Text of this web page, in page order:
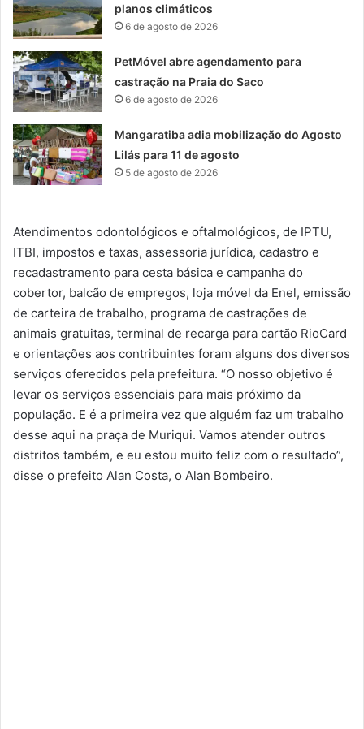
planos climáticos
6 de agosto de 2026
PetMóvel abre agendamento para
castração na Praia do Saco
6 de agosto de 2026
Mangaratiba adia mobilização do Agosto
Lilás para 11 de agosto
5 de agosto de 2026
Atendimentos odontológicos e oftalmológicos, de IPTU,
ITBI, impostos e taxas, assessoria jurídica, cadastro e
recadastramento para cesta básica e campanha do
cobertor, balcão de empregos, loja móvel da Enel, emissão
de carteira de trabalho, programa de castrações de
animais gratuitas, terminal de recarga para cartão RioCard
e orientações aos contribuintes foram alguns dos diversos
serviços oferecidos pela prefeitura. “O nosso objetivo é
levar os serviços essenciais para mais próximo da
população. E é a primeira vez que alguém faz um trabalho
desse aqui na praça de Muriqui. Vamos atender outros
distritos também, e eu estou muito feliz com o resultado”,
disse o prefeito Alan Costa, o Alan Bombeiro.